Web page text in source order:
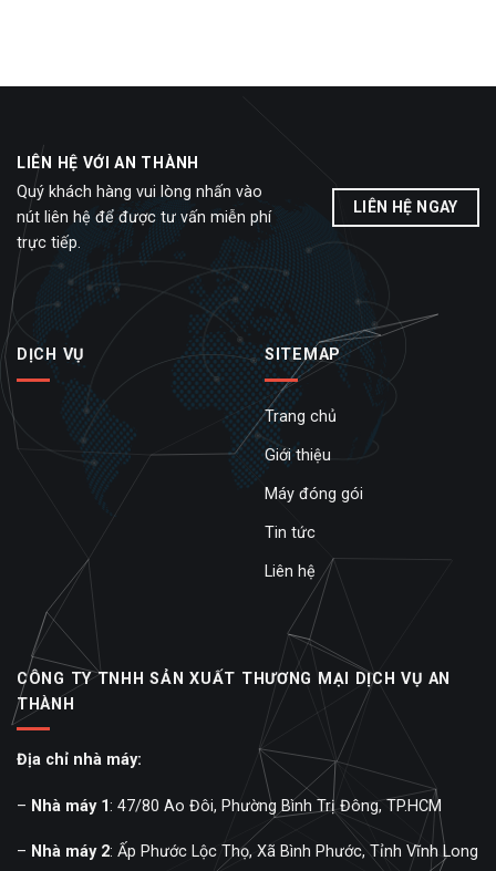
LIÊN HỆ VỚI AN THÀNH
Quý khách hàng vui lòng nhấn vào
nút liên hệ để được tư vấn miễn phí
trực tiếp.
LIÊN HỆ NGAY
DỊCH VỤ SITEMAP
Trang chủ
Giới thiệu
Máy đóng gói
Tin tức
Liên hệ
CÔNG TY TNHH SẢN XUẤT THƯƠNG MẠI DỊCH VỤ AN
THÀNH
Địa chỉ nhà máy:
– Nhà máy 1: 47/80 Ao Đôi, Phường Bình Trị Đông, TP.HCM
– Nhà máy 2: Ấp Phước Lộc Thọ, Xã Bình Phước, Tỉnh Vĩnh Long